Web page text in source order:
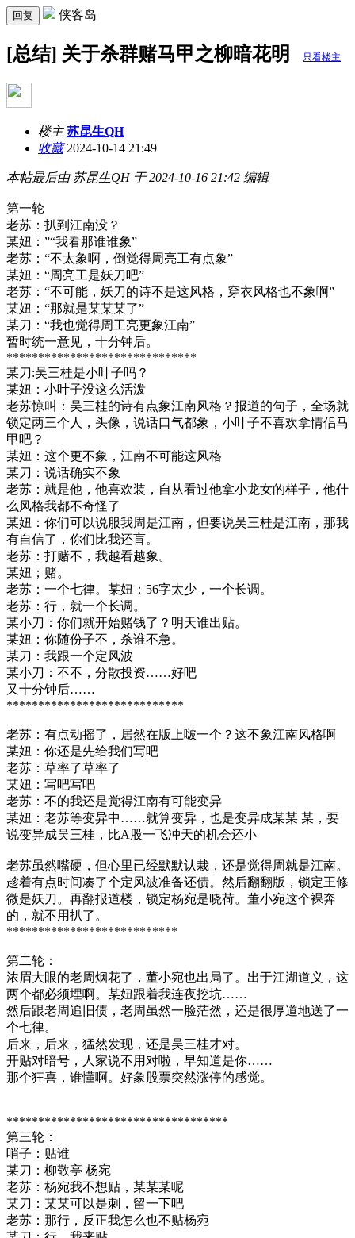
回复 侠客岛
[总结] 关于杀群赌马甲之柳暗花明 只看楼主
楼主 苏昆生QH
收藏2024-10-14 21:49
本帖最后由 苏昆生QH 于 2024-10-16 21:42 编辑
第一轮
老苏：扒到江南没？
某妞：”“我看那谁谁象”
老苏：“不太象啊，倒觉得周亮工有点象”
某妞：“周亮工是妖刀吧”
老苏：“不可能，妖刀的诗不是这风格，穿衣风格也不象啊”
某妞：“那就是某某某了”
某刀：“我也觉得周工亮更象江南”
暂时统一意见，十分钟后。
******************************
某刀:吴三桂是小叶子吗？
某妞：小叶子没这么活泼
老苏惊叫：吴三桂的诗有点象江南风格？报道的句子，全场就
锁定两三个人，头像，说话口气都象，小叶子不喜欢拿情侣马
甲吧？
某妞：这个更不象，江南不可能这风格
某刀：说话确实不象
老苏：就是他，他喜欢装，自从看过他拿小龙女的样子，他什
么风格我都不奇怪了
某妞：你们可以说服我周是江南，但要说吴三桂是江南，那我
有自信了，你们比我还盲。
老苏：打赌不，我越看越象。
某妞；赌。
老苏：一个七律。某妞：56字太少，一个长调。
老苏：行，就一个长调。
某小刀：你们就开始赌钱了？明天谁出贴。
某妞：你随份子不，杀谁不急。
某刀：我跟一个定风波
某小刀：不不，分散投资……好吧
又十分钟后……
****************************
老苏：有点动摇了，居然在版上啵一个？这不象江南风格啊
某妞：你还是先给我们写吧
老苏：草率了草率了
某妞：写吧写吧
老苏：不的我还是觉得江南有可能变异
某妞：老苏等变异中……就算变异，也是变异成某某 某，要
说变异成吴三桂，比A股一飞冲天的机会还小
老苏虽然嘴硬，但心里已经默默认栽，还是觉得周就是江南。
趁着有点时间凑了个定风波准备还债。然后翻翻版，锁定王修
微是妖刀。再翻报道楼，锁定杨宛是晓荷。董小宛这个裸奔
的，就不用扒了。
***************************
第二轮：
浓眉大眼的老周烟花了，董小宛也出局了。出于江湖道义，这
两个都必须埋啊。某妞跟着我连夜挖坑……
然后跟老周追旧债，老周虽然一脸茫然，还是很厚道地送了一
个七律。
后来，后来，猛然发现，还是吴三桂才对。
开贴对暗号，人家说不用对啦，早知道是你……
那个狂喜，谁懂啊。好象股票突然涨停的感觉。
***********************************
第三轮：
哨子：贴谁
某刀：柳敬亭 杨宛
老苏：杨宛我不想贴，某某某呢
某刀：某某可以是刺，留一下吧
老苏：那行，反正我怎么也不贴杨宛